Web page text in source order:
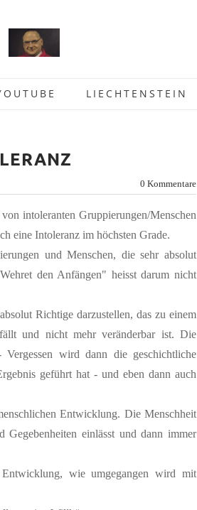
LIECHTENSTEIN
0 Kommentare
intoleranten Gruppierungen/Menschen
eine Intoleranz im höchsten Grade.
und Menschen, die sehr absolut
den Anfängen" heisst darum nicht
Richtige darzustellen, das zu einem
und nicht mehr veränderbar ist. Die
wird dann die geschichtliche
geführt hat - und eben dann auch
Entwicklung. Die Menschheit
einlässt und dann immer
wie umgegangen wird mit